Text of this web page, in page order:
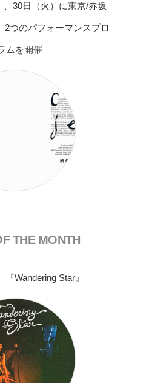
、30日（火）に東京/赤坂
2つのパフォーマンスプロ
ムを開催
THE MONTH
Wandering Star』